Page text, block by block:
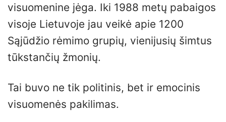
visuomenine jėga. Iki 1988 metų pabaigos
visoje Lietuvoje jau veikė apie 1200
Sąjūdžio rėmimo grupių, vienijusių šimtus
tūkstančių žmonių.
Tai buvo ne tik politinis, bet ir emocinis
visuomenės pakilimas.